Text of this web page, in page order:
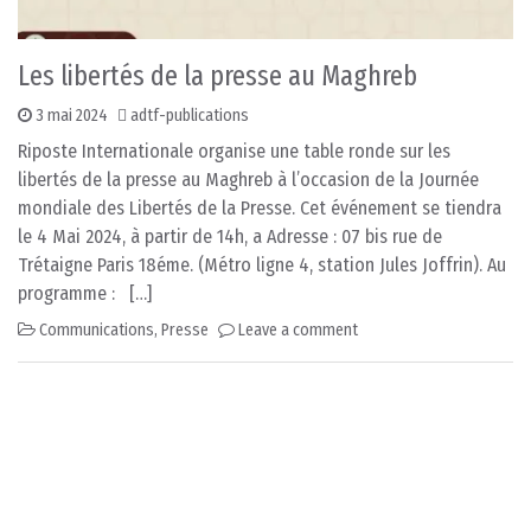
Les libertés de la presse au Maghreb
3 mai 2024 adtf-publications
Riposte Internationale organise une table ronde sur les
libertés de la presse au Maghreb à l’occasion de la Journée
mondiale des Libertés de la Presse. Cet événement se tiendra
le 4 Mai 2024, à partir de 14h, a Adresse : 07 bis rue de
Trétaigne Paris 18éme. (Métro ligne 4, station Jules Joffrin). Au
programme : […]
Communications, Presse Leave a comment